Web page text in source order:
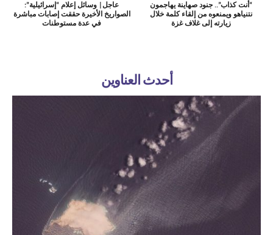
عاجل| وسائل إعلام “إسرائيلية”:
الصواريخ الأخيرة حققت إصابات مباشرة
في عدة مستوطنات
“أنت كذاب”.. جنود صهاينة يهاجمون
نتنياهو ويمنعوه من إلقاء كلمة خلال
زيارته إلى غلاف غزة
أحدث العناوين